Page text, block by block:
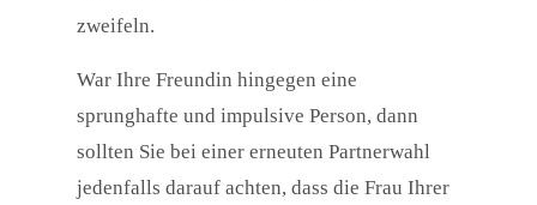
zweifeln.
War Ihre Freundin hingegen eine
sprunghafte und impulsive Person, dann
sollten Sie bei einer erneuten Partnerwahl
jedenfalls darauf achten, dass die Frau Ihrer